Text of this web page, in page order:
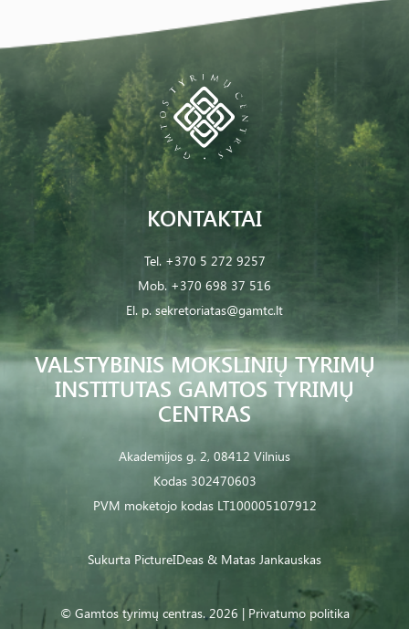
VALSTYBINIS MOKSLINIŲ TYRIMŲ
INSTITUTAS GAMTOS TYRIMŲ
CENTRAS
Akademijos g. 2, 08412 Vilnius
Kodas 302470603
PVM mokėtojo kodas LT100005107912
KONTAKTAI
Tel. +370 5 272 9257
Mob. +370 698 37 516
El. p. sekretoriatas@gamtc.lt
© Gamtos tyrimų centras. 2026 | Privatumo politika
Sukurta PictureIDeas & Matas Jankauskas